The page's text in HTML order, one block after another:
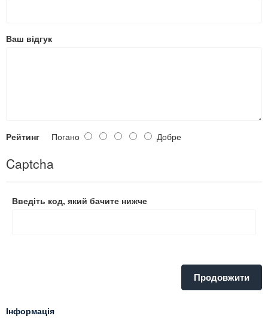
Ваш відгук
Рейтинг Погано Добре
Captcha
Введіть код, який бачите нижче
Продовжити
Інформація